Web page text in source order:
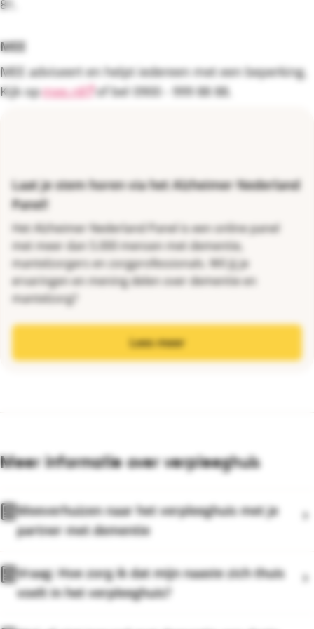
81.
MEE
MEE adviseert en helpt iedereen met een beperking.
Kijk opmee.nl of bel 0900 - 999 88 88.
Laat je stem horen via het Alzheimer Nederland
Panel!
Het Alzheimer Nederland Panel is een online panel
met meer dan 5.000 mensen met dementie,
mantelzorgers en zorgprofessionals. Wil jij je
ervaringen en mening delen over dementie en
mantelzorg?
Lees meer
Meer informatie over verpleeghuis
Meeverhuizen naar het verpleeghuis met je
partner met dementie
Vraag: Hoe zorg ik dat mijn naaste zich thuis
voelt in het verpleeghuis?